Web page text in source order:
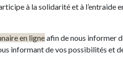
à la solidarité et à l’entraide
en ligneafin de nous informer
informant de vos possibilités et